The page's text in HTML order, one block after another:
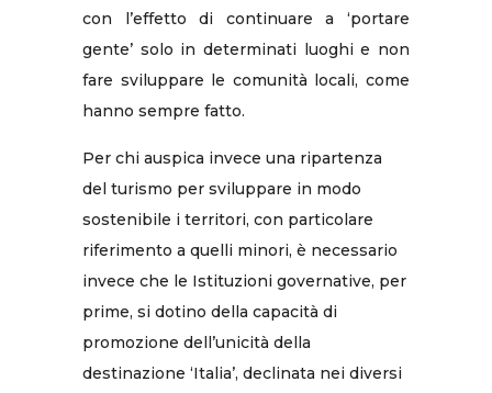
con l’effetto di continuare a ‘portare
gente’ solo in determinati luoghi e non
fare sviluppare le comunità locali, come
hanno sempre fatto.
Per chi auspica invece una ripartenza
del turismo per sviluppare in modo
sostenibile i territori, con particolare
riferimento a quelli minori, è necessario
invece che le Istituzioni governative, per
prime, si dotino della capacità di
promozione dell’unicità della
destinazione ‘Italia’, declinata nei diversi